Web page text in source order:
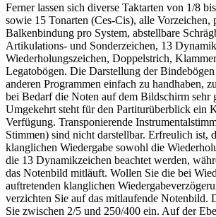
Ferner lassen sich diverse Taktarten von 1/8
sowie 15 Tonarten (Ces-Cis), alle Vorzeichen,
Balkenbindung pro System, abstellbare
Artikulations- und Sonderzeichen, 13
Wiederholungszeichen, Doppelstrich,
Legatobögen. Die Darstellung der
anderen Programmen einfach zu handhaben,
bei Bedarf die Noten auf dem Bildschirm sehr
Umgekehrt steht für den Partiturüberblick ein
Verfügung. Transponierende
Stimmen) sind nicht darstellbar. Erfreulich ist,
klanglichen Wiedergabe sowohl die
die 13 Dynamikzeichen beachtet werden,
das Notenbild mitläuft. Wollen Sie die bei
auftretenden klanglichen
verzichten Sie auf das mitlaufende Notenbild.
Sie zwischen 2/5 und 250/400 ein. Auf der